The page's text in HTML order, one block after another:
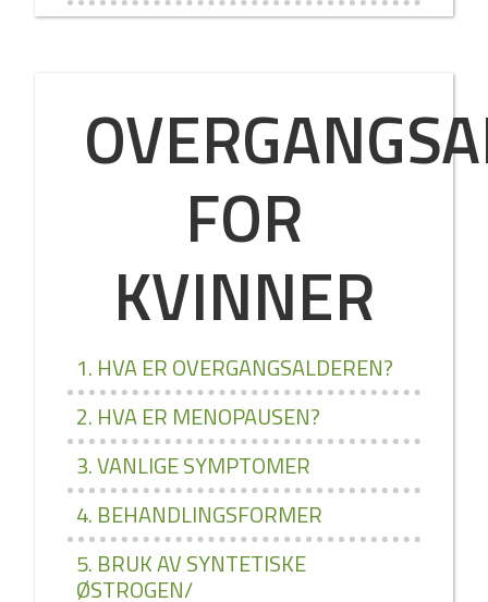
FOR
KVINNER
1. HVA ER OVERGANGSALDEREN?
2. HVA ER MENOPAUSEN?
3. VANLIGE SYMPTOMER
4. BEHANDLINGSFORMER
5. BRUK AV SYNTETISKE
ØSTROGEN/